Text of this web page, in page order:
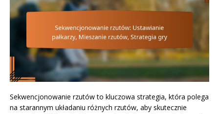
Sekwencjonowanie rzutów to kluczowa strategia, która polega
na starannym układaniu różnych rzutów, aby skutecznie